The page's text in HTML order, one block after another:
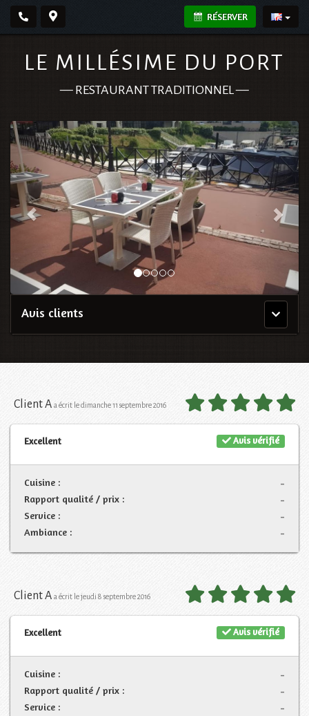
RÉSERVER
LE MILLÉSIME DU PORT
— RESTAURANT TRADITIONNEL—
Menu
principal
Avis clients
Client A a écrit le dimanche 11 septembre 2016
Avis vérifié
Excellent
-
Cuisine :
-
Rapport qualité / prix :
-
Service :
-
Ambiance :
Client A a écrit le jeudi 8 septembre 2016
Avis vérifié
Excellent
-
Cuisine :
-
Rapport qualité / prix :
-
Service :